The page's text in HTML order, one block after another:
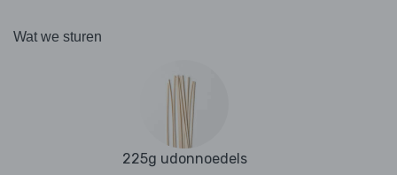
Wat we sturen
225g udonnoedels